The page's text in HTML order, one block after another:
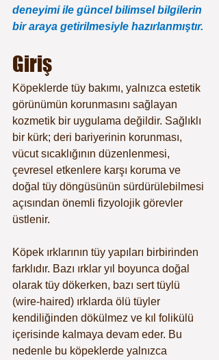
deneyimi ile güncel bilimsel bilgilerin
bir araya getirilmesiyle hazırlanmıştır.
Giriş
Köpeklerde tüy bakımı, yalnızca estetik
görünümün korunmasını sağlayan
kozmetik bir uygulama değildir. Sağlıklı
bir kürk; deri bariyerinin korunması,
vücut sıcaklığının düzenlenmesi,
çevresel etkenlere karşı koruma ve
doğal tüy döngüsünün sürdürülebilmesi
açısından önemli fizyolojik görevler
üstlenir.
Köpek ırklarının tüy yapıları birbirinden
farklıdır. Bazı ırklar yıl boyunca doğal
olarak tüy dökerken, bazı sert tüylü
(wire-haired) ırklarda ölü tüyler
kendiliğinden dökülmez ve kıl folikülü
içerisinde kalmaya devam eder. Bu
nedenle bu köpeklerde yalnızca